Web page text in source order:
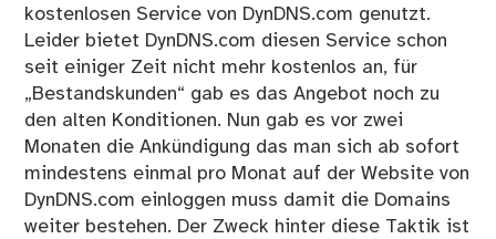
kostenlosen Service von DynDNS.com genutzt.
Leider bietet DynDNS.com diesen Service schon
seit einiger Zeit nicht mehr kostenlos an, für
„Bestandskunden“ gab es das Angebot noch zu
den alten Konditionen. Nun gab es vor zwei
Monaten die Ankündigung das man sich ab sofort
mindestens einmal pro Monat auf der Website von
DynDNS.com einloggen muss damit die Domains
weiter bestehen. Der Zweck hinter diese Taktik ist